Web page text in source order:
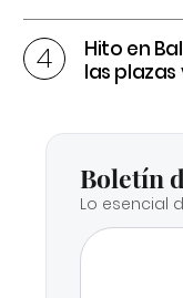
Hito en
las
Boletín
Lo esencial